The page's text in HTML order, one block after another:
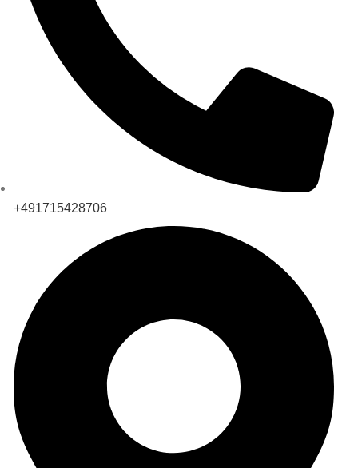
+491715428706